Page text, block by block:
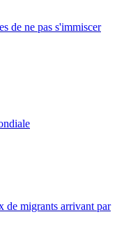
de ne pas s'immiscer
de migrants arrivant par